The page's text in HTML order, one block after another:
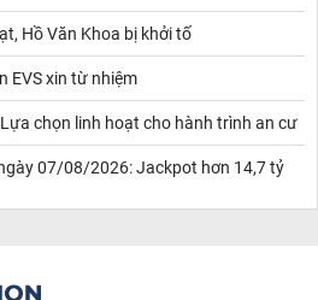
Hồ Văn Khoa bị khởi tố
EVS xin từ nhiệm
chọn linh hoạt cho hành trình an cư
07/08/2026: Jackpot hơn 14,7 tỷ